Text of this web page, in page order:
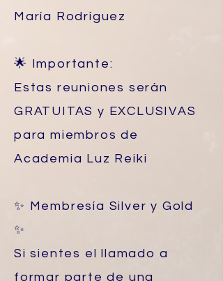
María Rodríguez
🌟 Importante:
Estas reuniones serán
GRATUITAS y EXCLUSIVAS
para miembros de
Academia Luz Reiki
✨ Membresía Silver y Gold
✨
Si sientes el llamado a
formar parte de una